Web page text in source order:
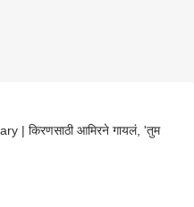
| किरणसाठी आमिरने गायलं, 'तुम